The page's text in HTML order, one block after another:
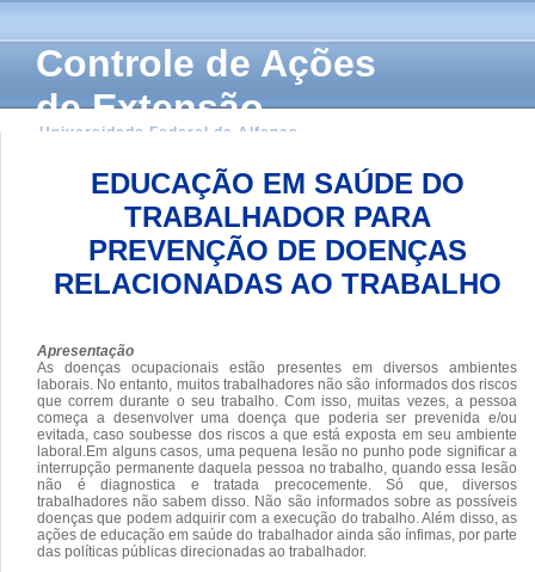
Controle de Ações
de Extensão
Universidade Federal de Alfenas
EDUCAÇÃO EM SAÚDE DO
TRABALHADOR PARA
PREVENÇÃO DE DOENÇAS
RELACIONADAS AO TRABALHO
Apresentação
As doenças ocupacionais estão presentes em diversos ambientes
laborais. No entanto, muitos trabalhadores não são informados dos riscos
que correm durante o seu trabalho. Com isso, muitas vezes, a pessoa
começa a desenvolver uma doença que poderia ser prevenida e/ou
evitada, caso soubesse dos riscos a que está exposta em seu ambiente
laboral.Em alguns casos, uma pequena lesão no punho pode significar a
interrupção permanente daquela pessoa no trabalho, quando essa lesão
não é diagnostica e tratada precocemente. Só que, diversos
trabalhadores não sabem disso. Não são informados sobre as possíveis
doenças que podem adquirir com a execução do trabalho. Além disso, as
ações de educação em saúde do trabalhador ainda são ínfimas, por parte
das políticas públicas direcionadas ao trabalhador.